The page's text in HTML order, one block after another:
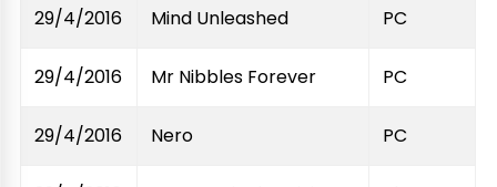
29/4/2016 Mind Unleashed PC
29/4/2016 Mr Nibbles Forever PC
29/4/2016 Nero PC